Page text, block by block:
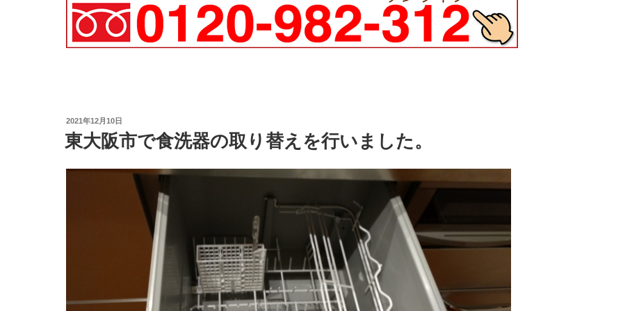
投
稿
日:
2021年12月10日
東大阪市で食洗器の取り替えを行いました。